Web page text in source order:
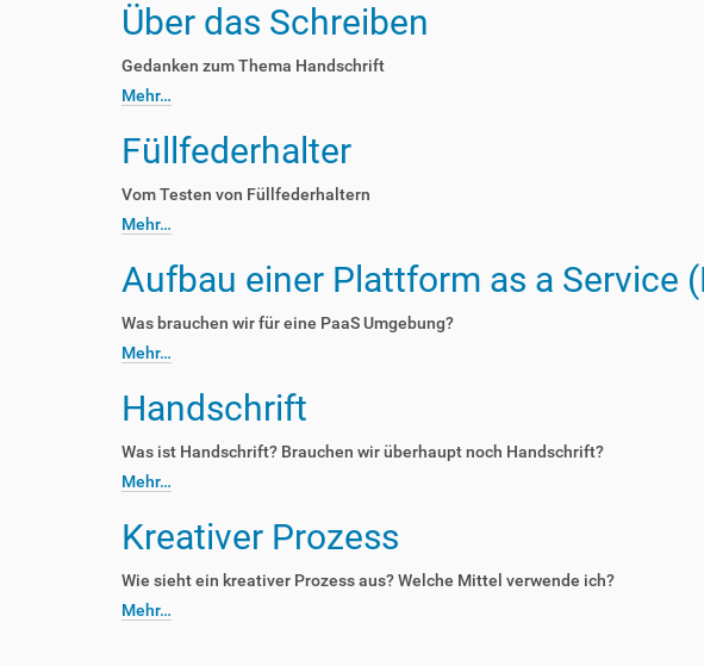
Über das Schreiben
Gedanken zum Thema Handschrift
Mehr…
Füllfederhalter
Vom Testen von Füllfederhaltern
Mehr…
Aufbau einer Plattform as a Service
Was brauchen wir für eine PaaS Umgebung?
Mehr…
Handschrift
Was ist Handschrift? Brauchen wir überhaupt noch Handschrift?
Mehr…
Kreativer Prozess
Wie sieht ein kreativer Prozess aus? Welche Mittel verwende ich?
Mehr…